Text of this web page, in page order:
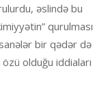
əslində bu
qurulması
bir qədər də
olduğu iddiaları